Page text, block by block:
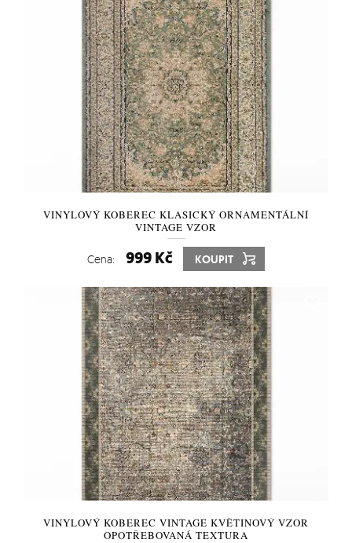
VINYLOVÝ KOBEREC KLASICKÝ ORNAMENTÁLNÍ
VINTAGE VZOR
Cena: 999 Kč KOUPIT
VINYLOVÝ KOBEREC VINTAGE KVĚTINOVÝ VZOR
OPOTŘEBOVANÁ TEXTURA